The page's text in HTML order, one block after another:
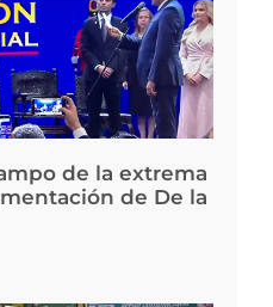
de la extrema
de De la